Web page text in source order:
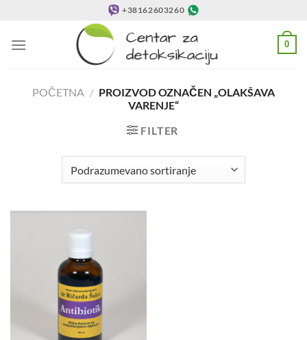
sadržaj
+38162603260
0
POČETNA / PROIZVOD OZNAČEN „OLAKŠAVA
VARENJE“
FILTER